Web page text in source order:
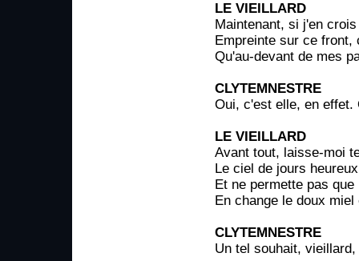
LE VIEILLARD
Maintenant, si j'en
Empreinte sur ce front,
Qu'au-devant de mes
CLYTEMNESTRE
Oui, c'est elle, en
LE VIEILLARD
Avant tout, laisse-moi
Le ciel de jours
Et ne permette pas
En change le doux
CLYTEMNESTRE
Un tel souhait,